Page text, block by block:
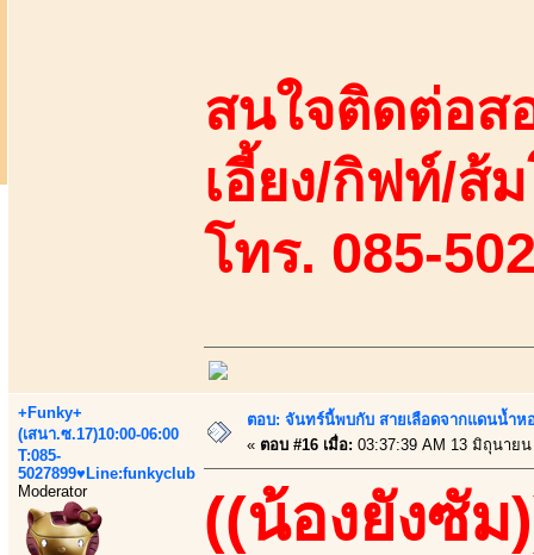
สนใจติดต่อส
เอี้ยง/กิฟท์/ส้
โทร. 085-
+Funky+
(เสนา.ซ.17)10:00-06:00
T:085-
5027899♥Line:funkyclub
Moderator
ตอบ: จันทร์นี้พบกับ สายเลือดจากแดนน้ำ
« ตอบ #16 เมื่อ: 03:37:39 AM 13 มิถุนายน
((น้องยังซัม